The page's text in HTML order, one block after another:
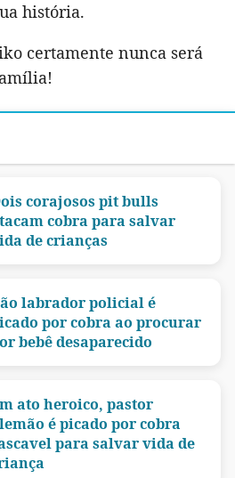
história.
certamente nunca será
corajosos pit bulls
cobra para salvar
de crianças
labrador policial é
por cobra ao procurar
bebê desaparecido
ato heroico, pastor
é picado por cobra
para salvar vida de